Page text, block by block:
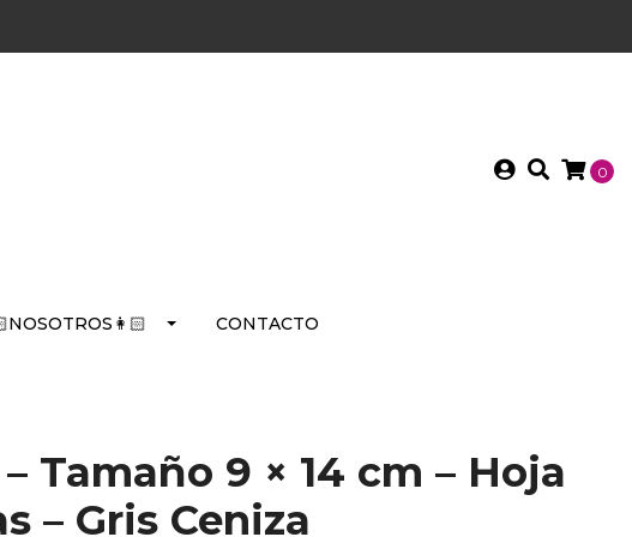
0
CONTACTO
Tamaño 9 × 14 cm – Hoja
– Gris Ceniza